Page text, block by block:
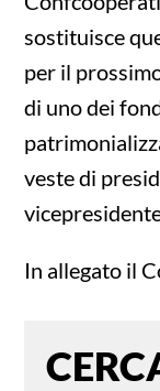
sostituisce
per il
di uno dei
veste di
In allegato il